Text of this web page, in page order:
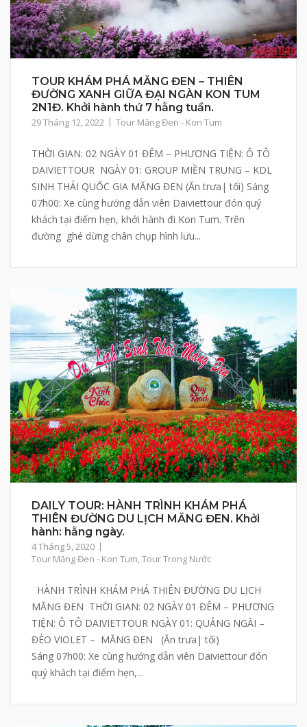
TOUR KHÁM PHÁ MĂNG ĐEN – THIÊN
ĐƯỜNG XANH GIỮA ĐẠI NGÀN KON TUM
2N1Đ. Khởi hành thứ 7 hằng tuần.
29 Tháng 12, 2022 Tour Măng Đen - Kon Tum
THỜI GIAN: 02 NGÀY 01 ĐÊM – PHƯƠNG TIỆN: Ô TÔ
DAIVIETTOUR NGÀY 01: GROUP MIỀN TRUNG – KDL
SINH THÁI QUỐC GIA MĂNG ĐEN (Ăn trưa| tối) Sáng
07h00: Xe cùng hướng dẫn viên Daiviettour đón quý
khách tại điểm hẹn, khởi hành đi Kon Tum. Trên
đường ghé dừng chân chụp hình lưu...
DAILY TOUR: HÀNH TRÌNH KHÁM PHÁ
THIÊN ĐƯỜNG DU LỊCH MĂNG ĐEN. Khởi
hành: hằng ngày.
4 Tháng 5, 2020
Tour Măng Đen - Kon Tum,Tour Trong Nước
HÀNH TRÌNH KHÁM PHÁ THIÊN ĐƯỜNG DU LỊCH
MĂNG ĐEN THỜI GIAN: 02 NGÀY 01 ĐÊM – PHƯƠNG
TIỆN: Ô TÔ DAIVIETTOUR NGÀY 01: QUẢNG NGÃI –
ĐÈO VIOLET – MĂNG ĐEN (Ăn trưa| tối)
Sáng 07h00: Xe cùng hướng dẫn viên Daiviettour đón
quý khách tại điểm hẹn,...